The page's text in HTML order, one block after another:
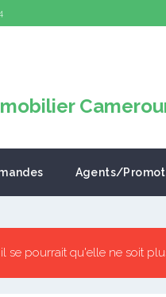
Agents/
il se pourrait qu'elle ne soit